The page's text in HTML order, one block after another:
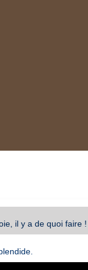
il y a de quoi faire !